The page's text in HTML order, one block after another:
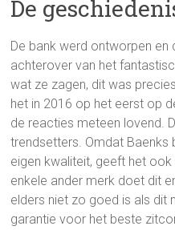
De
De bank werd ontworpen
achterover van het
wat ze zagen, dit was
het in 2016 op het eerst op
de reacties meteen lovend.
trendsetters. Omdat Baenks
eigen kwaliteit, geeft het
enkele ander merk doet dit
elders niet zo goed is als dit
garantie voor het beste